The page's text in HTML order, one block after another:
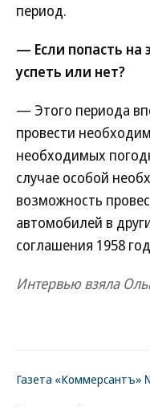
период.
— Если попасть на
успеть или нет?
— Этого периода
провести
необходимых
случае особой
возможность
автомобилей в
соглашения 1958
Интервью взяла
Газета «Коммерсантъ»